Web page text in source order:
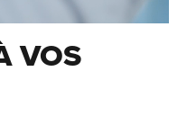
VOS